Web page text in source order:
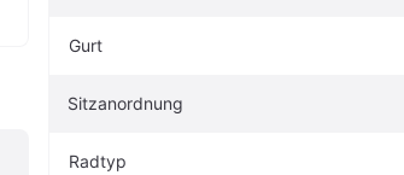
Gurt
Sitzanordnung
Radtyp